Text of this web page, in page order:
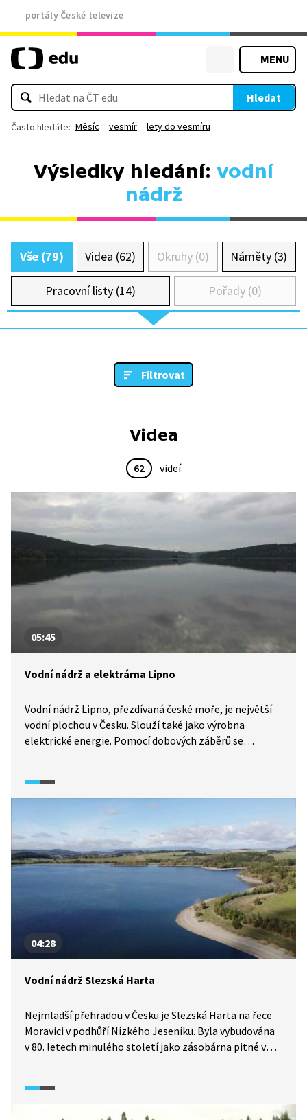
portály České televize
MENU
Hledat
Často hledáte: Měsíc vesmír lety do vesmíru
Výsledky hledání: vodní
nádrž
Vše (79) Videa (62) Okruhy (0) Náměty (3)
Pracovní listy (14) Pořady (0)
Filtrovat
Videa
62 videí
05:45
Vodní nádrž a elektrárna Lipno
Vodní nádrž Lipno, přezdívaná české moře, je největší
vodní plochou v Česku. Slouží také jako výrobna
elektrické energie. Pomocí dobových záběrů se
výrazně pozměnila ráz místní krajiny, řada obcí a osad
zanikla, a o domov tak přišlo více než 1700 lidí.
04:28
Vodní nádrž Slezská Harta
Nejmladší přehradou v Česku je Slezská Harta na řece
Moravici v podhůří Nízkého Jeseníku. Byla vybudována
v 80. letech minulého století jako zásobárna pitné vody
70 m.